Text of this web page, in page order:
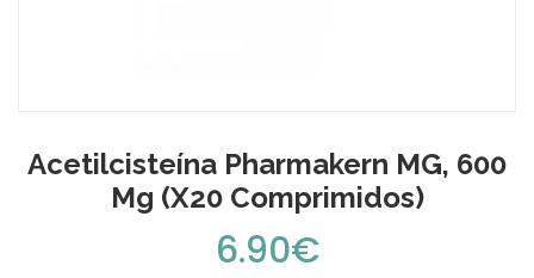
Acetilcisteína Pharmakern MG, 600
Mg (x20 Comprimidos)
6.90€